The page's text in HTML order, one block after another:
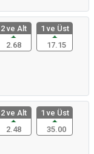
2 ve Alt
2.68
1 ve Üst
17.15
2 ve Alt
2.48
1 ve Üst
35.00